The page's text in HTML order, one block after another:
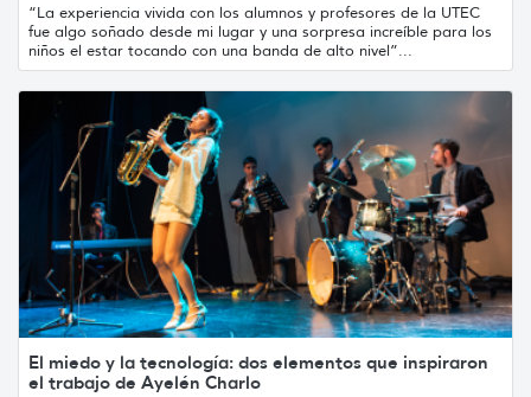
“La experiencia vivida con los alumnos y profesores de la UTEC
fue algo soñado desde mi lugar y una sorpresa increíble para los
niños el estar tocando con una banda de alto nivel”...
El miedo y la tecnología: dos elementos que inspiraron
el trabajo de Ayelén Charlo